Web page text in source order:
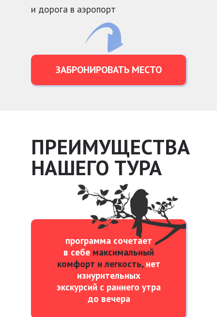
ЗАБРОНИРОВАТЬ МЕСТО
и дорога в аэропорт
ПРЕИМУЩЕСТВА
НАШЕГО ТУРА
программа сочетает
в себе максимальный
комфорт и легкость, нет
изнурительных
экскурсий с раннего утра
до вечера